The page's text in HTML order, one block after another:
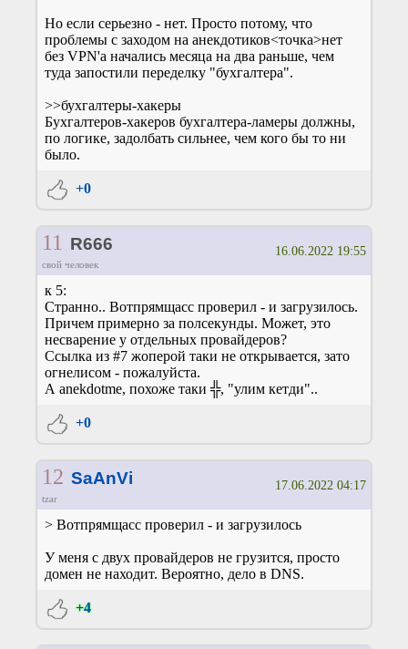
Но если серьезно - нет. Просто потому, что
проблемы с заходом на анекдотиков<точка>нет
без VPN'а начались месяца на два раньше, чем
туда запостили переделку "бухгалтера".
>>бухгалтеры-хакеры
Бухгалтеров-хакеров бухгалтера-ламеры должны,
по логике, задолбать сильнее, чем кого бы то ни
было.
+0
11 R666
свой человек
16.06.2022 19:55
к 5:
Странно.. Вотпрямщасс проверил - и загрузилось.
Причем примерно за полсекунды. Может, это
несварение у отдельных провайдеров?
Ссылка из #7 жоперой таки не открывается, зато
огнелисом - пожалуйста.
А anekdotme, похоже таки ╬, "улим кетди"..
+0
12 SaAnVi
tzar
17.06.2022 04:17
> Вотпрямщасс проверил - и загрузилось
У меня с двух провайдеров не грузится, просто
домен не находит. Вероятно, дело в DNS.
+4